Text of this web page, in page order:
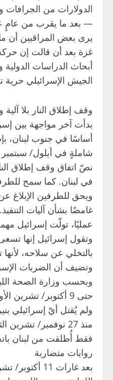
الدولارات من الجرافات
— بعد ما يقرب من عامٍ
يرى بعض المراقبين أن
غزة بعد أن قالت إن
أبحاث الدراسات
الجيش الإسرائيلي
وقف إطلاق النار بلا آلية
أساسًا في جنوب لبنان،
شاملةٍ في أيلول/ سبتمبر 2024.
في لبنان. كما سمح
ويحق للطرفين الإبلاغ
غامضًا بشأن آليات التنفيذ.
عمليًا، تولّت إسرائيل
وتقول إسرائيل إنها
بالتخلي عن سلاحه،
وتضيف أن الضربات الإسرائيلية، مثل غارة 11 أكتوبر/ تشرين الأول، كثيرًا
حتى 9 أكتوبر/ تشرين الأول، تم التحقق من أن 107 من القتلى كانوا مدنيين أو غير مقاتلين، بحسب المتحدث ثمين الخيطان.
ولم يُقتل أيّ إسرائيلي
فقط أُطلقت من لبنان
روايات متضاربة
بعد غارات